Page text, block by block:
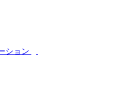
ション